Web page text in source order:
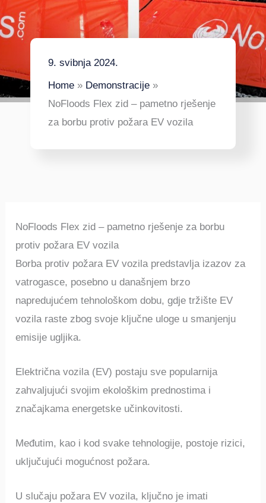
9. svibnja 2024.
Home
Demonstracije
NoFloods Flex zid – pametno rješenje
za borbu protiv požara EV vozila
NoFloods Flex zid – pametno rješenje za borbu
protiv požara EV vozila
Borba protiv požara EV vozila predstavlja izazov za
vatrogasce, posebno u današnjem brzo
napredujućem tehnološkom dobu, gdje tržište EV
vozila raste zbog svoje ključne uloge u smanjenju
emisije ugljika.
Električna vozila (EV) postaju sve popularnija
zahvaljujući svojim ekološkim prednostima i
značajkama energetske učinkovitosti.
Međutim, kao i kod svake tehnologije, postoje rizici,
uključujući mogućnost požara.
U slučaju požara EV vozila, ključno je imati